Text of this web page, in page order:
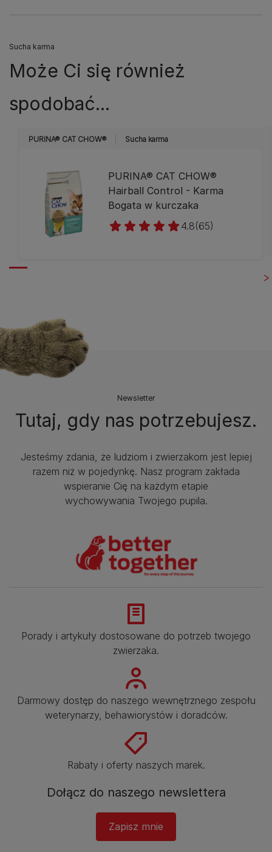
Sucha karma
Może Ci się również
spodobać...
PURINA® CAT CHOW® Sucha karma
PURINA® CAT CHOW®
Hairball Control - Karma
Bogata w kurczaka
4.8(65)
Newsletter
Tutaj, gdy nas potrzebujesz.
Jesteśmy zdania, że ludziom i zwierzakom jest lepiej
razem niż w pojedynkę. Nasz program zakłada
wspieranie Cię na każdym etapie
wychowywania Twojego pupila.
Porady i artykuły dostosowane do potrzeb twojego
zwierzaka.​
Darmowy dostęp do naszego wewnętrznego zespołu
weterynarzy, behawiorystów i doradców.​
Rabaty i oferty naszych marek.​
Dołącz do naszego newslettera​
Zapisz mnie